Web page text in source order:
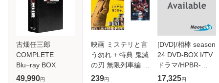
古畑任三郎
COMPLETE
Blu−ray BOX
49,990円
映画 ミステリと言
う勿れ + 特典 鬼滅
の刃 無限列車編 付
き 全2枚 中古DVD
239円
[DVD]/相棒 season
24 DVD-BOX I/TV
ドラマ/HPBR-
3281
17,325円